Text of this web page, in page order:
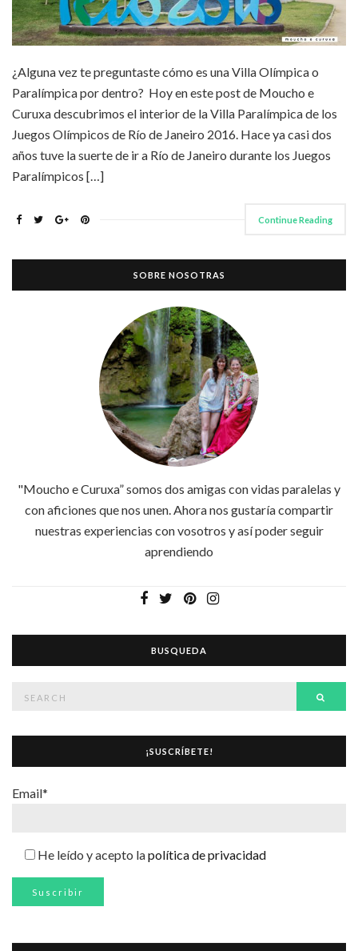
¿Alguna vez te preguntaste cómo es una Villa Olímpica o
Paralímpica por dentro? Hoy en este post de Moucho e
Curuxa descubrimos el interior de la Villa Paralímpica de los
Juegos Olímpicos de Río de Janeiro 2016. Hace ya casi dos
años tuve la suerte de ir a Río de Janeiro durante los Juegos
Paralímpicos […]
Continue Reading
SOBRE NOSOTRAS
"Moucho e Curuxa” somos dos amigas con vidas paralelas y
con aficiones que nos unen. Ahora nos gustaría compartir
nuestras experiencias con vosotros y así poder seguir
aprendiendo
BUSQUEDA
¡SUSCRÍBETE!
Email*
He leído y acepto lapolítica de privacidad